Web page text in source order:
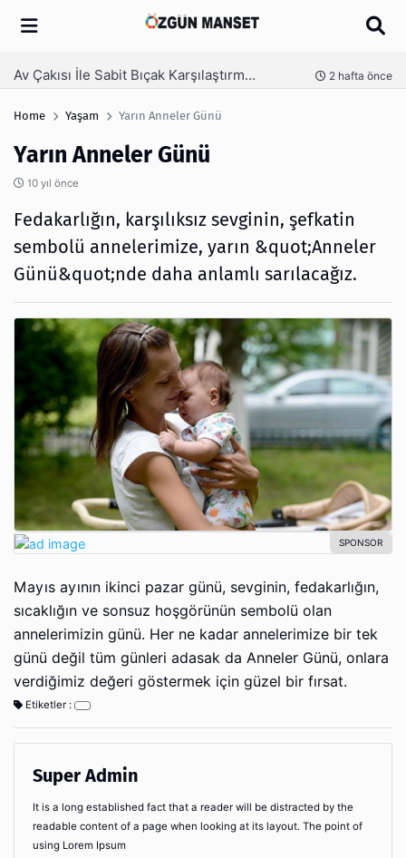
Arama
Kanaat Önderi Hüseyin Kuruçay Kimdir? 3 hafta önce
Home Yaşam Yarın Anneler Günü
Yarın Anneler Günü
10 yıl önce
Fedakarlığın, karşılıksız sevginin, şefkatin
sembolü annelerimize, yarın &quot;Anneler
Günü&quot;nde daha anlamlı sarılacağız.
Mayıs ayının ikinci pazar günü, sevginin, fedakarlığın,
sıcaklığın ve sonsuz hoşgörünün sembolü olan
annelerimizin günü. Her ne kadar annelerimize bir tek
günü değil tüm günleri adasak da Anneler Günü, onlara
verdiğimiz değeri göstermek için güzel bir fırsat.
Etiketler :
Super Admin
It is a long established fact that a reader will be distracted by the
readable content of a page when looking at its layout. The point of
using Lorem Ipsum